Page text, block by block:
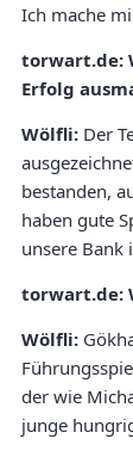
Ich mache
torwart.de:
Erfolg
Wölfli: Der
bestanden,
haben gute
unsere Bank
torwart.de:
Wölfli:
der wie
junge